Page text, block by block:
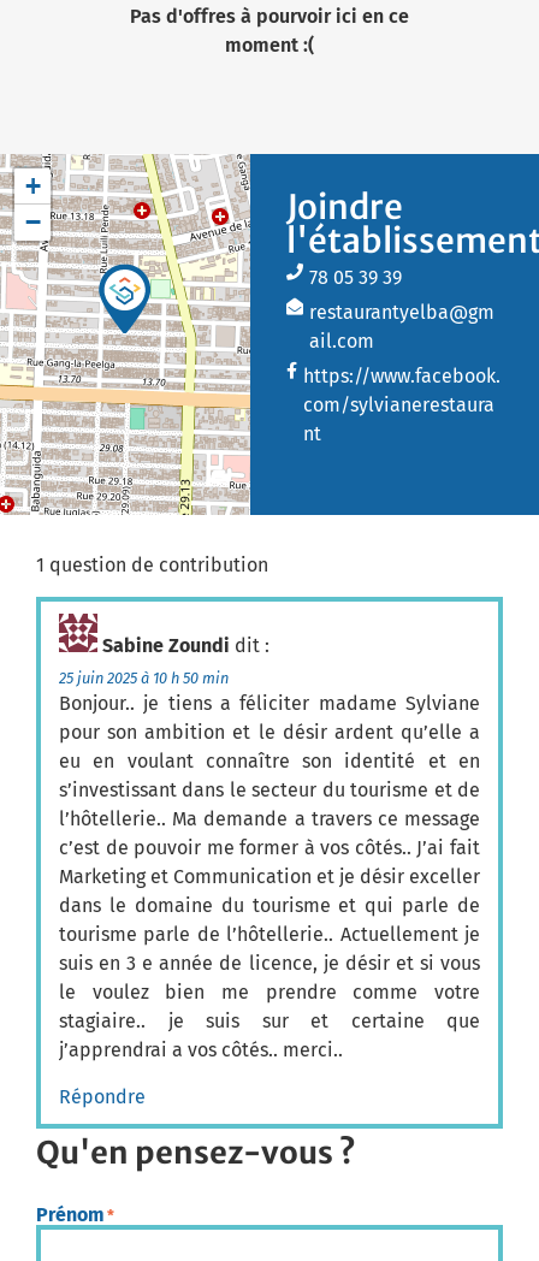
Pas d'offres à pourvoir ici en ce
moment :(
+
−
Joindre
78 05 39 39
restaurantyelba@gm
ail.com
https://www.facebook.
com/sylvianerestaura
nt
1 question de contribution
Sabine Zoundi dit :
25 juin 2025 à 10 h 50 min
Bonjour.. je tiens a féliciter madame Sylviane
pour son ambition et le désir ardent qu’elle a
eu en voulant connaître son identité et en
s’investissant dans le secteur du tourisme et de
l’hôtellerie.. Ma demande a travers ce message
c’est de pouvoir me former à vos côtés.. J’ai fait
Marketing et Communication et je désir exceller
dans le domaine du tourisme et qui parle de
tourisme parle de l’hôtellerie.. Actuellement je
suis en 3 e année de licence, je désir et si vous
le voulez bien me prendre comme votre
stagiaire.. je suis sur et certaine que
j’apprendrai a vos côtés.. merci..
Répondre
Qu'en pensez-vous ?
Prénom *